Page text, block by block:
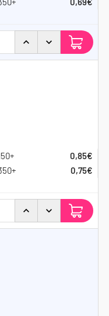
0,85€
0,75€